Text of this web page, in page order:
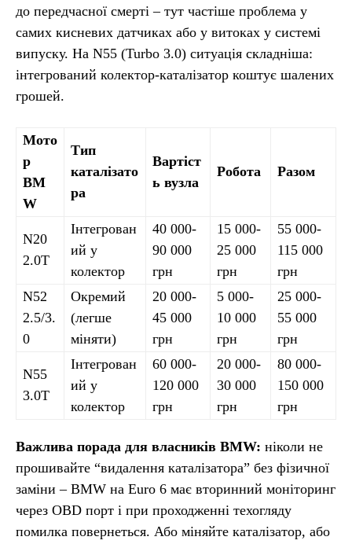
до передчасної смерті – тут частіше проблема у
самих кисневих датчиках або у витоках у системі
випуску. На N55 (Turbo 3.0) ситуація складніша:
інтегрований колектор-каталізатор коштує шалених
грошей.
Мото
р
BM
W
Тип
каталізато
ра
Вартіст
ь вузла
Робота Разом
N20
2.0T
Інтегрован
ий у
колектор
40 000-
90 000
грн
15 000-
25 000
грн
55 000-
115 000
грн
N52
2.5/3.
0
Окремий
(легше
міняти)
20 000-
45 000
грн
5 000-
10 000
грн
25 000-
55 000
грн
N55
3.0T
Інтегрован
ий у
колектор
60 000-
120 000
грн
20 000-
30 000
грн
80 000-
150 000
грн
Важлива порада для власників BMW: ніколи не
прошивайте “видалення каталізатора” без фізичної
заміни – BMW на Euro 6 має вторинний моніторинг
через OBD порт і при проходженні техогляду
помилка повернеться. Або міняйте каталізатор, або